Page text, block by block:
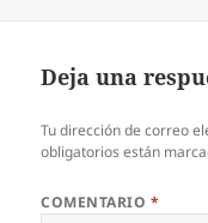
Deja una
Tu dirección de correo
obligatorios están
COMENTARIO *